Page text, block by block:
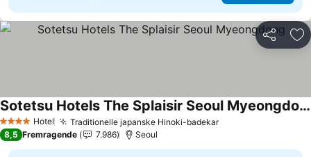
Del
4 StjernerHotel Traditionelle japanske Hinoki-badekarSe priser
Sotetsu Hotels The Splaisir Seoul Myeongdong
Se priser
8,5 Fremragende 7.986 Seoul